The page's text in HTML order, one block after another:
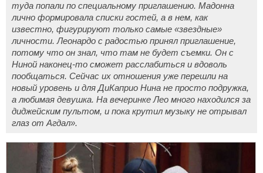
туда попали по специальному приглашению. Мадонна
лично формировала списки гостей, а в нем, как
известно, фигурируют только самые «звездные»
личности. Леонардо с радостью принял приглашение,
потому что он знал, что там не будет съемки. Он с
Ниной наконец-то сможет расслабиться и вдоволь
пообщаться. Сейчас их отношения уже перешли на
новый уровень и для ДиКаприо Нина не просто подружка,
а любимая девушка. На вечеринке Лео много находился за
диджейским пультом, и пока крутил музыку не отрывал
глаз от Агдал».